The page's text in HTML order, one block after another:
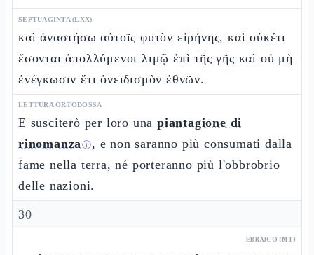
SEPTUAGINTA (LXX)
καὶ ἀναστήσω αὐτοῖς φυτὸν εἰρήνης, καὶ οὐκέτι
ἔσονται ἀπολλύμενοι λιμῷ ἐπὶ τῆς γῆς καὶ οὐ μὴ
ἐνέγκωσιν ἔτι ὀνειδισμὸν ἐθνῶν.
LETTURA ORTODOSSA
E susciterò per loro una piantagione di
rinomanzaⓘ, e non saranno più consumati dalla
fame nella terra, né porteranno più l'obbrobrio
delle nazioni.
30
EBRAICO (MT)